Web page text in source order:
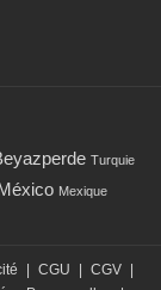
Turquie
Mexique
| CGU | CGV |